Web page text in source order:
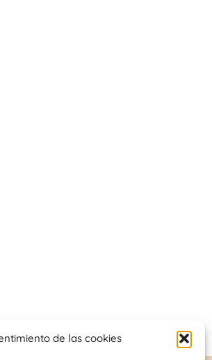
de las cookies